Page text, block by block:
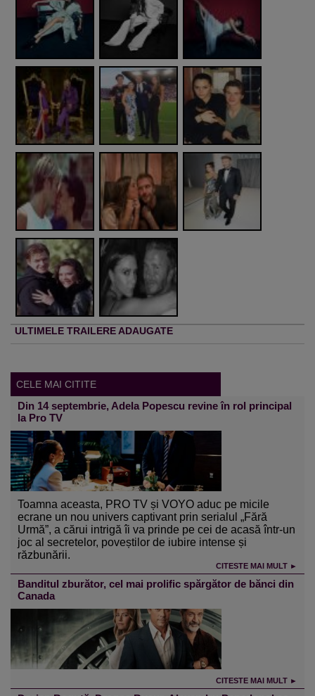
ULTIMELE TRAILERE ADAUGATE
CELE MAI CITITE
Din 14 septembrie, Adela Popescu revine în rol principal
la Pro TV
Toamna aceasta, PRO TV și VOYO aduc pe micile
ecrane un nou univers captivant prin serialul „Fără
Urmă”, a cărui intrigă îi va prinde pe cei de acasă într-un
joc al secretelor, poveștilor de iubire intense și
răzbunării.
CITESTE MAI MULT ►
Banditul zburător, cel mai prolific spărgător de bănci din
Canada
CITESTE MAI MULT ►